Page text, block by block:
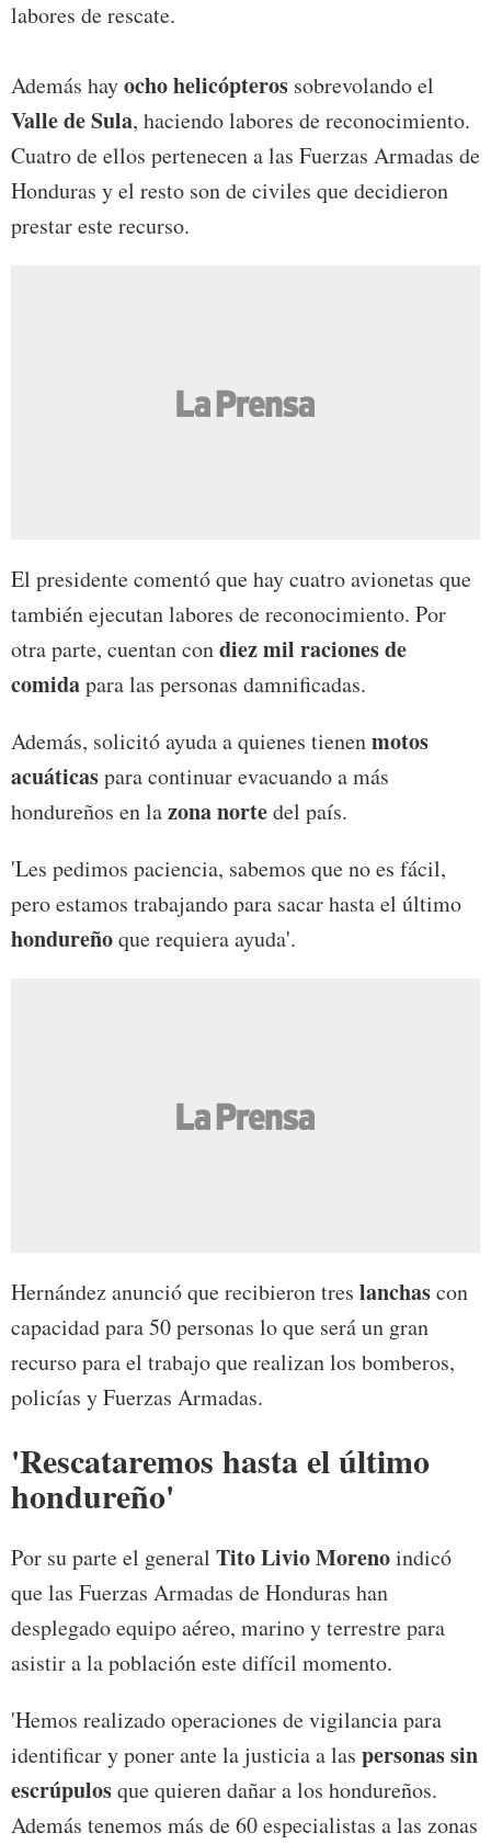
labores de rescate.
Además hayocho helicópteros sobrevolando el
Valle de Sula, haciendo labores de reconocimiento.
Cuatro de ellos pertenecen a las Fuerzas Armadas de
Honduras y el resto son de civiles que decidieron
prestar este recurso.
El presidente comentó que hay cuatro avionetas que
también ejecutan labores de reconocimiento. Por
otra parte, cuentan condiez mil raciones de
comidapara las personas damnificadas.
Además, solicitó ayuda a quienes tienenmotos
acuáticaspara continuar evacuando a más
hondureños en lazona nortedel país.
'Les pedimos paciencia, sabemos que no es fácil,
pero estamos trabajando para sacar hasta el último
hondureñoque requiera ayuda'.
Hernández anunció que recibieron tres lanchascon
capacidad para 50 personas lo que será un gran
recurso para el trabajo que realizan los bomberos,
policías y Fuerzas Armadas.
'Rescataremos hasta el último
hondureño'
Por su parte el general Tito Livio Morenoindicó
que las Fuerzas Armadas de Honduras han
desplegado equipo aéreo, marino y terrestre para
asistir a la población este difícil momento.
'Hemos realizado operaciones de vigilancia para
identificar y poner ante la justicia a las personas sin
escrúpulosque quieren dañar a los hondureños.
Además tenemos más de 60 especialistas a las zonas